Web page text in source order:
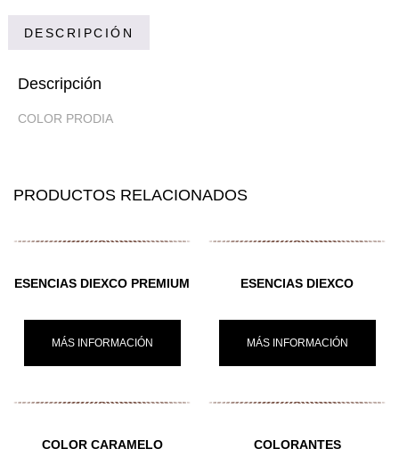
DESCRIPCIÓN
Descripción
COLOR PRODIA
PRODUCTOS RELACIONADOS
ESENCIAS DIEXCO PREMIUM
MÁS INFORMACIÓN
ESENCIAS DIEXCO
MÁS INFORMACIÓN
COLOR CARAMELO COLORANTES